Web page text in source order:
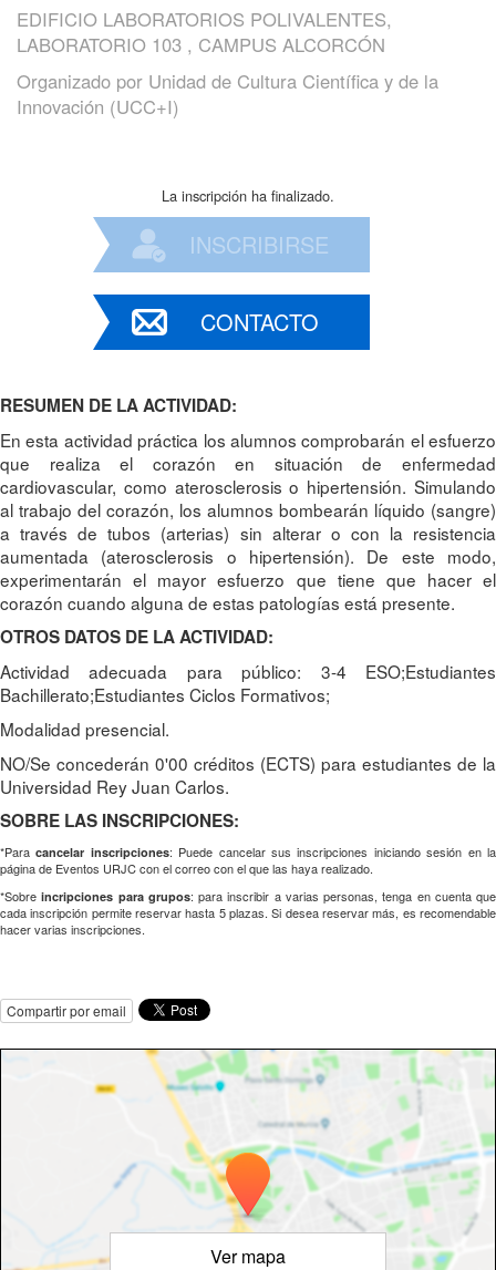
EDIFICIO LABORATORIOS POLIVALENTES,
LABORATORIO 103 , CAMPUS ALCORCÓN
Organizado por Unidad de Cultura Científica y de la
Innovación (UCC+I)
La inscripción ha finalizado.
INSCRIBIRSE
CONTACTO
RESUMEN DE LA ACTIVIDAD:
En esta actividad práctica los alumnos comprobarán el esfuerzo
que realiza el corazón en situación de enfermedad
cardiovascular, como aterosclerosis o hipertensión. Simulando
al trabajo del corazón, los alumnos bombearán líquido (sangre)
a través de tubos (arterias) sin alterar o con la resistencia
aumentada (aterosclerosis o hipertensión). De este modo,
experimentarán el mayor esfuerzo que tiene que hacer el
corazón cuando alguna de estas patologías está presente.
OTROS DATOS DE LA ACTIVIDAD:
Actividad adecuada para público: 3-4 ESO;Estudiantes
Bachillerato;Estudiantes Ciclos Formativos;
Modalidad presencial.
NO/Se concederán 0'00 créditos (ECTS) para estudiantes de la
Universidad Rey Juan Carlos.
SOBRE LAS INSCRIPCIONES:
*Para cancelar inscripciones: Puede cancelar sus inscripciones iniciando sesión en la
página de Eventos URJC con el correo con el que las haya realizado.
*Sobreincripciones para grupos: para inscribir a varias personas, tenga en cuenta que
cada inscripción permite reservar hasta 5 plazas. Si desea reservar más, es recomendable
hacer varias inscripciones.
Compartir por email
Ver mapa